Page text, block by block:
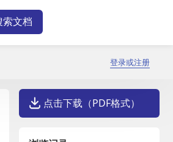
登录或注册
点击下载（PDF格式）